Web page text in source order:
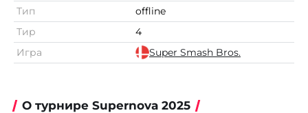
Тип
offline
Тир
4
Игра
Super Smash Bros.
О турнире Supernova 2025